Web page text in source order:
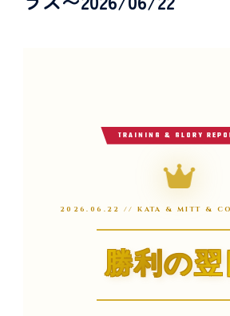
TRAINING & GLORY
2026.06.22 // KATA & MITT &
勝利の翌
勝利の翌